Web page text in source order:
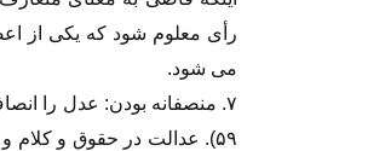
رأی معلوم شود که یکی از
می شود.
۷. منصفانه بودن: عدل را
۵۹). عدالت در حقوق و کلام